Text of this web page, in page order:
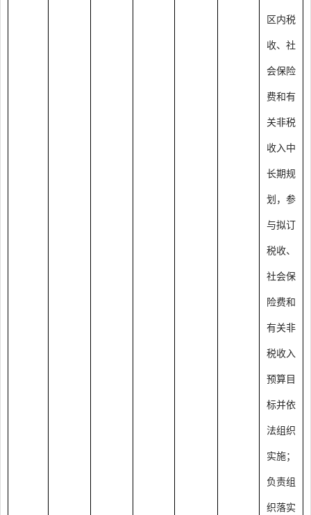
区内税
收、社
会保险
费和有
关非税
收入中
长期规
划，参
与拟订
税收、
社会保
险费和
有关非
税收入
预算目
标并依
法组织
实施；
负责组
织落实